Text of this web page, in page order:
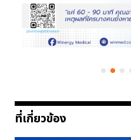
ที่เกี่ยวข้อง